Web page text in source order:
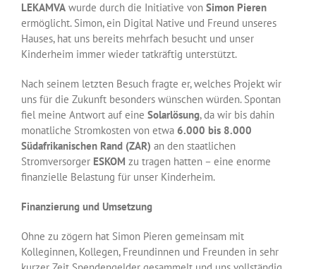
LEKAMVA wurde durch die Initiative von Simon Pieren
ermöglicht. Simon, ein Digital Native und Freund unseres
Hauses, hat uns bereits mehrfach besucht und unser
Kinderheim immer wieder tatkräftig unterstützt.
Nach seinem letzten Besuch fragte er, welches Projekt wir
uns für die Zukunft besonders wünschen würden. Spontan
fiel meine Antwort auf eine Solarlösung, da wir bis dahin
monatliche Stromkosten von etwa 6.000 bis 8.000
Südafrikanischen Rand (ZAR) an den staatlichen
Stromversorger ESKOM zu tragen hatten – eine enorme
finanzielle Belastung für unser Kinderheim.
Finanzierung und Umsetzung
Ohne zu zögern hat Simon Pieren gemeinsam mit
Kolleginnen, Kollegen, Freundinnen und Freunden in sehr